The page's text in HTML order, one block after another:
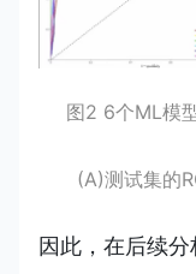
图2 6个ML模
(A)测试集的
因此，在后续